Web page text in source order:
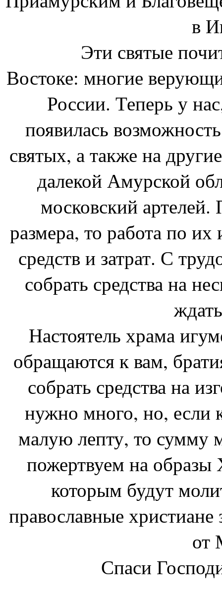
в
Эти святые
Востоке: многие
России. Теперь у
появилась
святых, а также на
далекой Амурской
московский
размера, то работа по
средств и затрат. С
собрать средства на
Настоятель храма
обращаются к вам,
собрать средства на
нужно много, но, если
малую лепту, то сумму
пожертвуем на
которым будут
православные христиане
от
Спаси